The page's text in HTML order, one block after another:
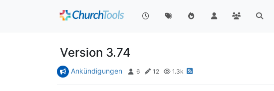
Version 3.74
Ankündigungen 6 12 1.3k